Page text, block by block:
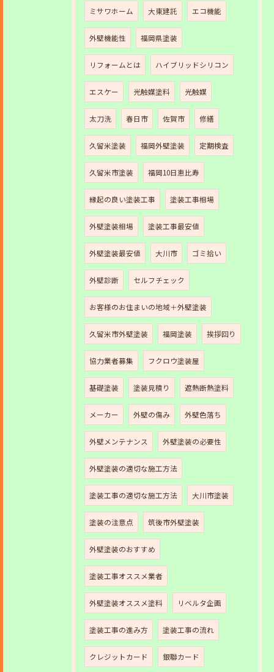
ミサワホーム 大東建託 エコ機能
外壁機能性 福岡県塗装
リフォームとは ハイブリッドシリコン
エスケー 光触媒塗料 光触媒
太刀洗 春日市 佐賀市 修繕
久留米塗装 福岡外壁塗装 定期検査
久留米市塗装 福岡10日恵比寿
縁起の良い塗装工事 塗装工事相場
外壁塗装相場 塗装工事最安値
外壁塗装最安値 大川市 ゴミ拾い
外壁診断 セルフチェック
お客様のお住まいの地域＋外壁塗装
久留米市外壁塗装 福岡塗装 挨拶回り
協力業者募集 フクロウ塗装屋
基礎塗装 塗装見積り 遮熱断熱塗料
メーカー 外壁の傷み 外壁色落ち
外壁メンテナンス 外壁塗装の必要性
外壁塗装の適切な施工方法
塗装工事の適切な施工方法 大川市塗装
塗装の注意点 筑後市外壁塗装
外壁塗装のおすすめ
塗装工事オススメ業者
外壁塗装オススメ塗料 リベルタ企画
塗装工事の進み方 塗装工事の流れ
クレジットカード 銀聯カード